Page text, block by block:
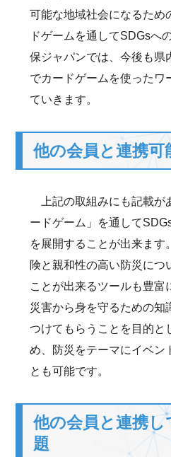
可能な地域社会になるため
ドゲームを通してSDGsへ
保ジャパンでは、今後も県
でカードゲームを使ったワ
ていきます。
他の会員と連携可
上記の取組みにも記載が
ードゲーム」を通して
を展開することが出来ます
険と親和性の高い防災につ
ことが出来るツールも豊富
災害から身を守るための知
つけてもらうことを目的と
め、防災をテーマにイベン
とも可能です。
他の会員と連携
題